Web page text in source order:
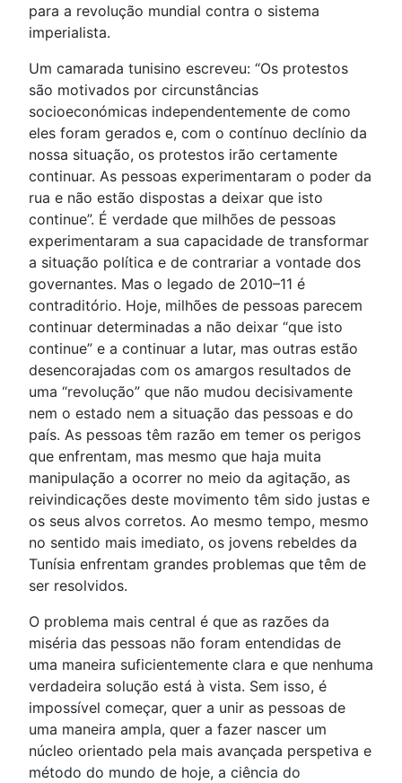
para a revolução mundial contra o sistema
imperialista.
Um camarada tunisino escreveu: “Os protestos
são motivados por circunstâncias
socioeconómicas independentemente de como
eles foram gerados e, com o contínuo declínio da
nossa situação, os protestos irão certamente
continuar. As pessoas experimentaram o poder da
rua e não estão dispostas a deixar que isto
continue”. É verdade que milhões de pessoas
experimentaram a sua capacidade de transformar
a situação política e de contrariar a vontade dos
governantes. Mas o legado de 2010–11 é
contraditório. Hoje, milhões de pessoas parecem
continuar determinadas a não deixar “que isto
continue” e a continuar a lutar, mas outras estão
desencorajadas com os amargos resultados de
uma “revolução” que não mudou decisivamente
nem o estado nem a situação das pessoas e do
país. As pessoas têm razão em temer os perigos
que enfrentam, mas mesmo que haja muita
manipulação a ocorrer no meio da agitação, as
reivindicações deste movimento têm sido justas e
os seus alvos corretos. Ao mesmo tempo, mesmo
no sentido mais imediato, os jovens rebeldes da
Tunísia enfrentam grandes problemas que têm de
ser resolvidos.
O problema mais central é que as razões da
miséria das pessoas não foram entendidas de
uma maneira suficientemente clara e que nenhuma
verdadeira solução está à vista. Sem isso, é
impossível começar, quer a unir as pessoas de
uma maneira ampla, quer a fazer nascer um
núcleo orientado pela mais avançada perspetiva e
método do mundo de hoje, a ciência do